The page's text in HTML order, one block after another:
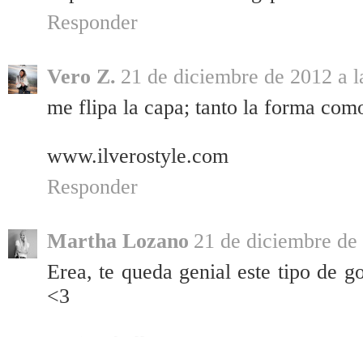
Responder
Vero Z. 21 de diciembre de 2012 a
me flipa la capa; tanto la forma
www.ilverostyle.com
Responder
Martha Lozano 21 de diciembre
Erea, te queda genial este tipo de
<3